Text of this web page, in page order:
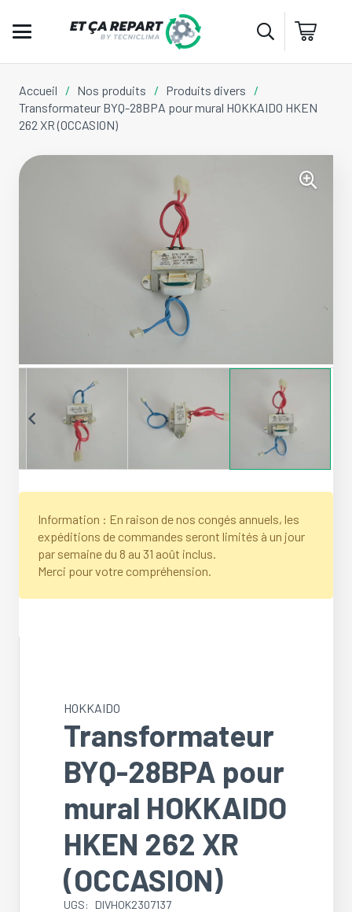
Accueil / Nos produits / Produits divers
/
Transformateur BYQ-28BPA pour mural HOKKAIDO HKEN
262 XR (OCCASION)
Information : En raison de nos congés annuels, les
expéditions de commandes seront limités à un jour
par semaine du 8 au 31 août inclus.
Merci pour votre compréhension.
HOKKAIDO
Transformateur
BYQ-28BPA pour
mural HOKKAIDO
HKEN 262 XR
(OCCASION)
UGS: DIVHOK2307137